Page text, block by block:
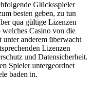
Glücksspieler
besten geben, zu tun
qua gültige Lizenzen
Casino von die
anderem überwacht
Lizenzen
und Datensicherheit.
Spieler untergeordnet
baden in.